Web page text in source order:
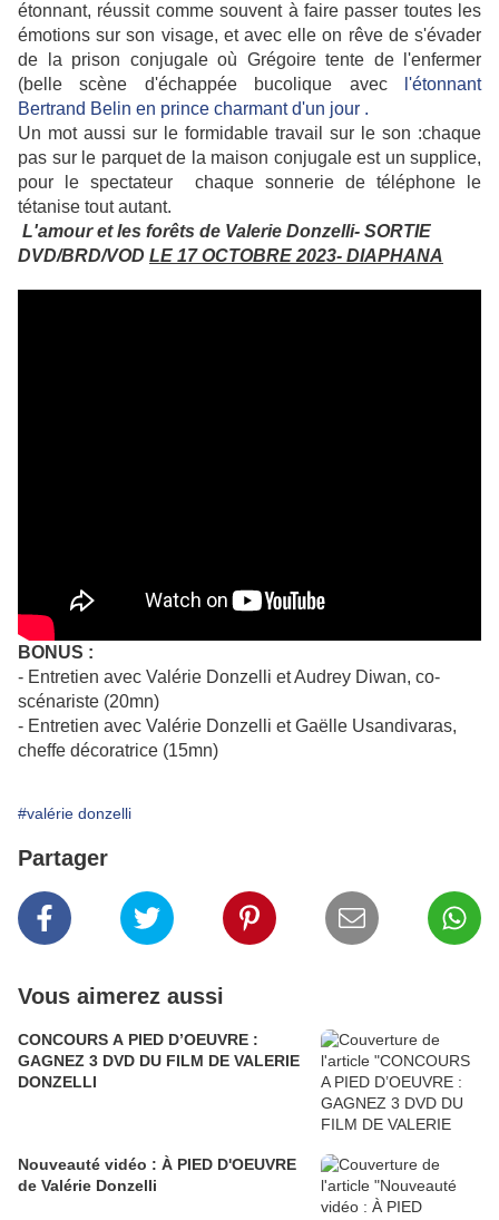
étonnant, réussit comme souvent à faire passer toutes les
émotions sur son visage, et avec elle on rêve de s'évader
de la prison conjugale où Grégoire tente de l'enfermer
(belle scène d'échappée bucolique avec
l'étonnant
Bertrand Belin en prince charmant d'un jour .
Un mot aussi sur le formidable travail sur le son :chaque
pas sur le parquet de la maison conjugale est un supplice,
pour le spectateur chaque sonnerie de téléphone le
tétanise tout autant.
L'amour et les forêts de Valerie Donzelli- SORTIE
DVD/BRD/VOD LE 17 OCTOBRE 2023- DIAPHANA
BONUS :
- Entretien avec Valérie Donzelli et Audrey Diwan, co-
scénariste (20mn)
- Entretien avec Valérie Donzelli et Gaëlle Usandivaras,
cheffe décoratrice (15mn)
#valérie donzelli
Partager
Vous aimerez aussi
CONCOURS A PIED D’OEUVRE :
GAGNEZ 3 DVD DU FILM DE VALERIE
DONZELLI
Nouveauté vidéo : À PIED D'OEUVRE
de Valérie Donzelli